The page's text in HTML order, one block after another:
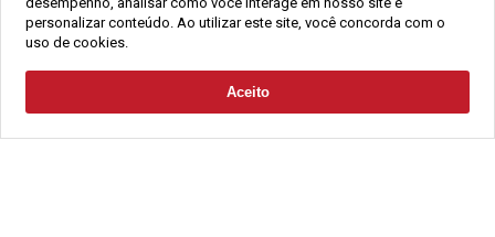
Solicitar Contato
(48) 3220-1045
Alameda César Nascimento, 549, Salas 1, 2 e 3 -
Jurerê, - Florianópolis - SC
2021 Copyright - Gralha Imóveis CRECI 008060/O - Todos os direitos
CNPJ:18.091.083/0001-37
personalizar conteúdo. Ao utilizar este site, você concorda com o
uso de cookies.
Aceito